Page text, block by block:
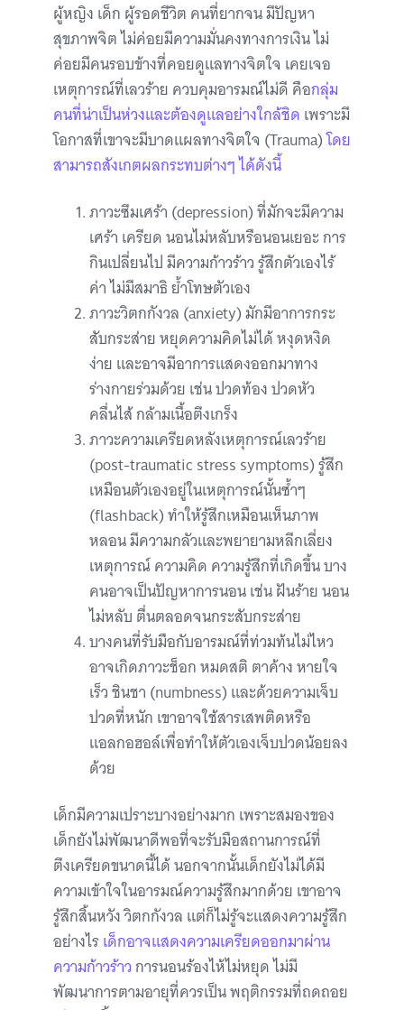
ผู้หญิง เด็ก ผู้รอดชีวิต คนที่ยากจน มีปัญหา
สุขภาพจิต ไม่ค่อยมีความมั่นคงทางการเงิน ไม่
ค่อยมีคนรอบข้างที่คอยดูแลทางจิตใจ เคยเจอ
เหตุการณ์ที่เลวร้าย ควบคุมอารมณ์ไม่ดี คือกลุ่ม
คนที่น่าเป็นห่วงและต้องดูแลอย่างใกล้ชิด เพราะมี
โอกาสที่เขาจะมีบาดแผลทางจิตใจ (Trauma)โดย
สามารถสังเกตผลกระทบต่างๆ ได้ดังนี้
ภาวะซึมเศร้า (depression) ที่มักจะมีความ
เศร้า เครียด นอนไม่หลับหรือนอนเยอะ การ
กินเปลี่ยนไป มีความก้าวร้าว รู้สึกตัวเองไร้
ค่า ไม่มีสมาธิ ย้ำโทษตัวเอง
ภาวะวิตกกังวล (anxiety) มักมีอาการกระ
สับกระส่าย หยุดความคิดไม่ได้ หงุดหงิด
ง่าย และอาจมีอาการแสดงออกมาทาง
ร่างกายร่วมด้วย เช่น ปวดท้อง ปวดหัว
คลื่นไส้ กล้ามเนื้อตึงเกร็ง
ภาวะความเครียดหลังเหตุการณ์เลวร้าย
(post-traumatic stress symptoms) รู้สึก
เหมือนตัวเองอยู่ในเหตุการณ์นั้นซ้ำๆ
(flashback) ทำให้รู้สึกเหมือนเห็นภาพ
หลอน มีความกลัวและพยายามหลีกเลี่ยง
เหตุการณ์ ความคิด ความรู้สึกที่เกิดขึ้น บาง
คนอาจเป็นปัญหาการนอน เช่น ฝันร้าย นอน
ไม่หลับ ตื่นตลอดจนกระสับกระส่าย
บางคนที่รับมือกับอารมณ์ที่ท่วมท้นไม่ไหว
อาจเกิดภาวะช็อก หมดสติ ตาค้าง หายใจ
เร็ว ชินชา (numbness) และด้วยความเจ็บ
ปวดที่หนัก เขาอาจใช้สารเสพติดหรือ
แอลกอฮอล์เพื่อทำให้ตัวเองเจ็บปวดน้อยลง
ด้วย
เด็กมีความเปราะบางอย่างมาก เพราะสมองของ
เด็กยังไม่พัฒนาดีพอที่จะรับมือสถานการณ์ที่
ตึงเครียดขนาดนี้ได้ นอกจากนั้นเด็กยังไม่ได้มี
ความเข้าใจในอารมณ์ความรู้สึกมากด้วย เขาอาจ
รู้สึกสิ้นหวัง วิตกกังวล แต่ก็ไม่รู้จะแสดงความรู้สึก
อย่างไรเด็กอาจแสดงความเครียดออกมาผ่าน
ความก้าวร้าวการนอนร้องไห้ไม่หยุด ไม่มี
พัฒนาการตามอายุที่ควรเป็น พฤติกรรมที่ถดถอย